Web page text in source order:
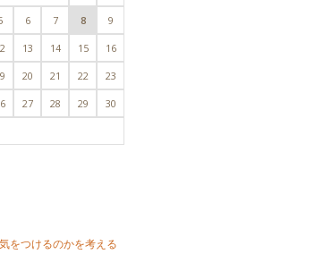
6 7 8 9
13 14 15 16
20 21 22 23
27 28 29 30
をつけるのかを考える